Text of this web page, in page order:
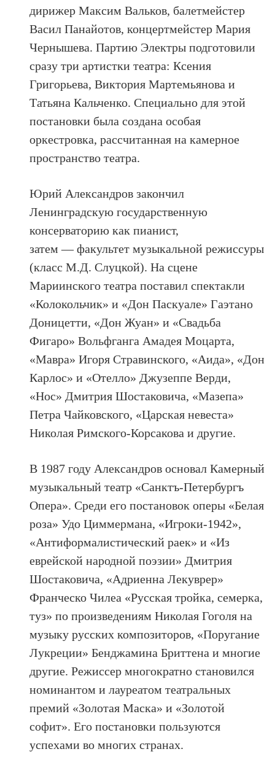
дирижер Максим Вальков, балетмейстер
Васил Панайотов, концертмейстер Мария
Чернышева. Партию Электры подготовили
сразу три артистки театра: Ксения
Григорьева, Виктория Мартемьянова и
Татьяна Кальченко. Специально для этой
постановки была создана особая
оркестровка, рассчитанная на камерное
пространство театра.
Юрий Александров закончил
Ленинградскую государственную
консерваторию как пианист,
затем — факультет музыкальной режиссуры
(класс М.Д. Слуцкой). На сцене
Мариинского театра поставил спектакли
«Колокольчик» и «Дон Паскуале» Гаэтано
Доницетти, «Дон Жуан» и «Свадьба
Фигаро» Вольфганга Амадея Моцарта,
«Мавра» Игоря Стравинского, «Аида», «Дон
Карлос» и «Отелло» Джузеппе Верди,
«Нос» Дмитрия Шостаковича, «Мазепа»
Петра Чайковского, «Царская невеста»
Николая Римского-Корсакова и другие.
В 1987 году Александров основал Камерный
музыкальный театр «Санктъ-Петербургъ
Опера». Среди его постановок оперы «Белая
роза» Удо Циммермана, «Игроки-1942»,
«Антиформалистический раек» и «Из
еврейской народной поэзии» Дмитрия
Шостаковича, «Адриенна Лекуврер»
Франческо Чилеа «Русская тройка, семерка,
туз» по произведениям Николая Гоголя на
музыку русских композиторов, «Поругание
Лукреции» Бенджамина Бриттена и многие
другие. Режиссер многократно становился
номинантом и лауреатом театральных
премий «Золотая Маска» и «Золотой
софит». Его постановки пользуются
успехами во многих странах.